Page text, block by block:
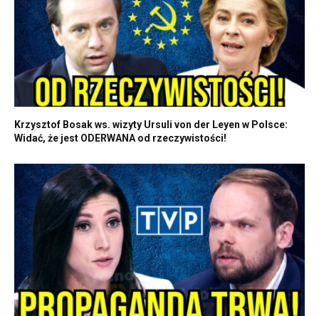
Krzysztof Bosak ws. wizyty Ursuli von der Leyen w Polsce:
Widać, że jest ODERWANA od rzeczywistości!